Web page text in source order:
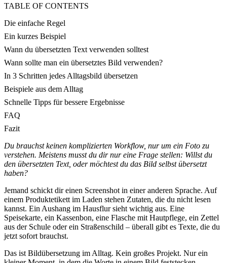
TABLE OF CONTENTS
Die einfache Regel
Ein kurzes Beispiel
Wann du übersetzten Text verwenden solltest
Wann sollte man ein übersetztes Bild verwenden?
In 3 Schritten jedes Alltagsbild übersetzen
Beispiele aus dem Alltag
Schnelle Tipps für bessere Ergebnisse
FAQ
Fazit
Du brauchst keinen komplizierten Workflow, nur um ein Foto zu
verstehen. Meistens musst du dir nur eine Frage stellen: Willst du
den übersetzten Text, oder möchtest du das Bild selbst übersetzt
haben?
Jemand schickt dir einen Screenshot in einer anderen Sprache. Auf
einem Produktetikett im Laden stehen Zutaten, die du nicht lesen
kannst. Ein Aushang im Hausflur sieht wichtig aus. Eine
Speisekarte, ein Kassenbon, eine Flasche mit Hautpflege, ein Zettel
aus der Schule oder ein Straßenschild – überall gibt es Texte, die du
jetzt sofort brauchst.
Das ist Bildübersetzung im Alltag. Kein großes Projekt. Nur ein